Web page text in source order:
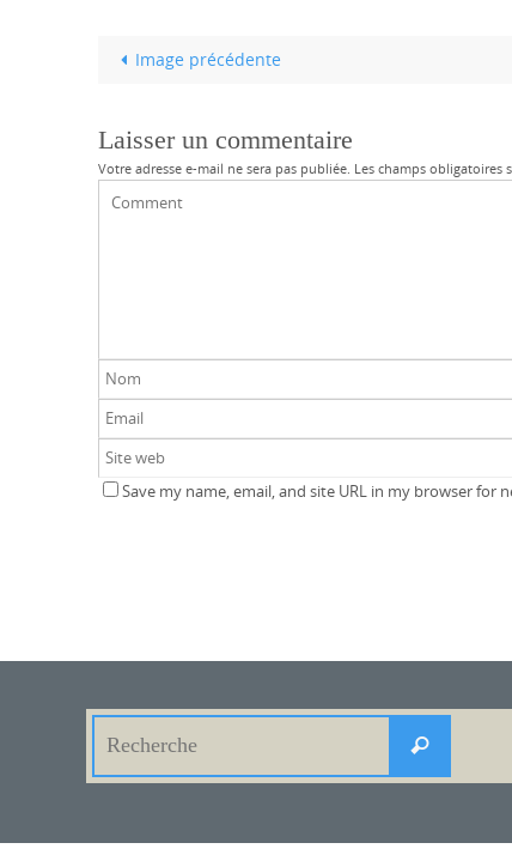
Image précédente
Laisser un commentaire
Votre adresse e-mail ne sera pas publiée. Les champs obligatoires
Save my name, email, and site URL in my browser for
Recherche